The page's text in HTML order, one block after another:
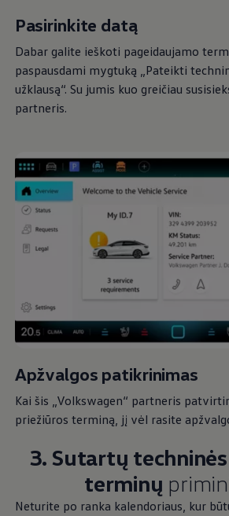
Pasirinkite datą
Dabar galite ieškoti pageidaujamo
paspausdami mygtuką „Pateikti
užklausą“. Su jumis kuo greičiau
partneris.
Apžvalgos patikrinimas
Kai šis „Volkswagen“ partneris
priežiūros terminą, jį vėl rasite
3. Sutartų
terminų
Neturite po ranka kalendoriaus, kur